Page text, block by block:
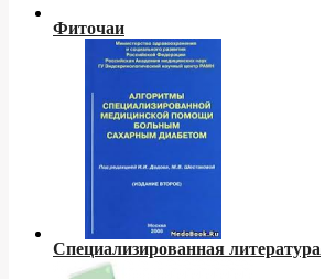
Фиточаи
Специализированная литература